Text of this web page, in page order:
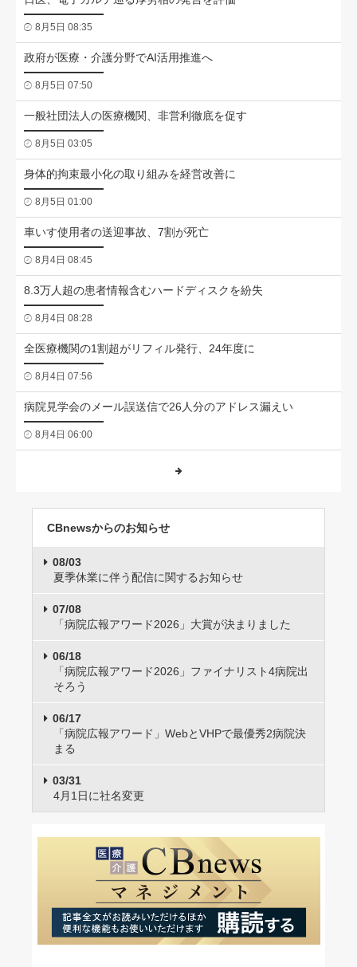
8月5日 08:35
政府が医療・介護分野でAI活用推進へ
8月5日 07:50
一般社団法人の医療機関、非営利徹底を促す
8月5日 03:05
身体的拘束最小化の取り組みを経営改善に
8月5日 01:00
車いす使用者の送迎事故、7割が死亡
8月4日 08:45
8.3万人超の患者情報含むハードディスクを紛失
8月4日 08:28
全医療機関の1割超がリフィル発行、24年度に
8月4日 07:56
病院見学会のメール誤送信で26人分のアドレス漏えい
8月4日 06:00
CBnewsからのお知らせ
08/03
夏季休業に伴う配信に関するお知らせ
07/08
「病院広報アワード2026」大賞が決まりました
06/18
「病院広報アワード2026」ファイナリスト4病院出
そろう
06/17
「病院広報アワード」WebとVHPで最優秀2病院決
まる
03/31
4月1日に社名変更